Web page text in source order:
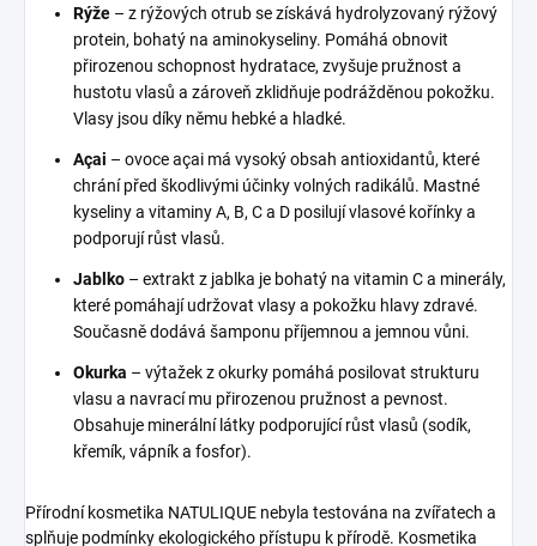
Rýže – z rýžových otrub se získává hydrolyzovaný rýžový
protein, bohatý na aminokyseliny. Pomáhá obnovit
přirozenou schopnost hydratace, zvyšuje pružnost a
hustotu vlasů a zároveň zklidňuje podrážděnou pokožku.
Vlasy jsou díky němu hebké a hladké.
Açai – ovoce açai má vysoký obsah antioxidantů, které
chrání před škodlivými účinky volných radikálů. Mastné
kyseliny a vitaminy A, B, C a D posilují vlasové kořínky a
podporují růst vlasů.
Jablko – extrakt z jablka je bohatý na vitamin C a minerály,
které pomáhají udržovat vlasy a pokožku hlavy zdravé.
Současně dodává šamponu příjemnou a jemnou vůni.
Okurka – výtažek z okurky pomáhá posilovat strukturu
vlasu a navrací mu přirozenou pružnost a pevnost.
Obsahuje minerální látky podporující růst vlasů (sodík,
křemík, vápník a fosfor).
Přírodní kosmetika NATULIQUE nebyla testována na zvířatech a
splňuje podmínky ekologického přístupu k přírodě. Kosmetika